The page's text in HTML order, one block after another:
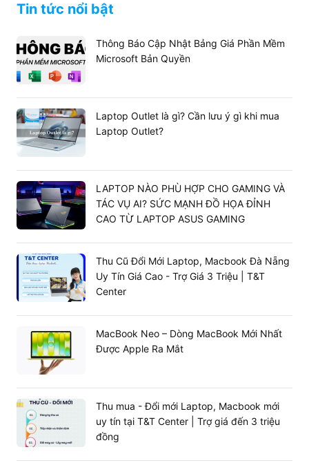
Máy sẽ xử lý tốt các tác vụ thông thường như một chiếc
điện thoại bigsize. Kết hợp sử dụng cùng bút Apple
Pencil sẽ cho phép bạn vẽ và ghi chú nhanh trên màn
hình. Bàn phím Magic Keyboard được thiết kế riêng sẽ
Hệ thống camera với cảm biến LiDAR hỗ trợ
quay phim chất lượng 4K siêu nét
Hệ thống camera sau với cảm biến chiều sâu TOF 3D
LiDAR chính là một trong những sự cải tiến của dòng
iPad này. Camera sau độ phân giải 12MP hỗ trợ quay
phim 4K cực kỳ sắc nét và sinh động. Bên cạnh đó,
những tính năng như xóa phông, lấy nét tự động,…khi
“tác nghiệp” không thua kém bất kỳ thiết bị nào.
Tin tức nổi bật
Thông Báo Cập Nhật Bảng Giá Phần Mềm
Microsoft Bản Quyền
Laptop Outlet là gì? Cần lưu ý gì khi mua
Laptop Outlet?
LAPTOP NÀO PHÙ HỢP CHO GAMING VÀ
TÁC VỤ AI? SỨC MẠNH ĐỒ HỌA ĐỈNH
CAO TỪ LAPTOP ASUS GAMING
Thu Cũ Đổi Mới Laptop, Macbook Đà Nẵng
Uy Tín Giá Cao - Trợ Giá 3 Triệu | T&T
Center
MacBook Neo – Dòng MacBook Mới Nhất
Được Apple Ra Mắt
Thu mua - Đổi mới Laptop, Macbook mới
uy tín tại T&T Center | Trợ giá đến 3 triệu
đồng